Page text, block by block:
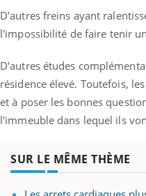
D'autres freins ayant
l'impossibilité de faire tenir
D'autres études
résidence élevé. Toutefois,
et à poser les bonnes
l'immeuble dans lequel ils
SUR LE MÊME THÈME